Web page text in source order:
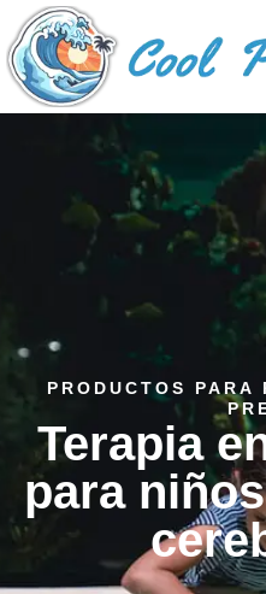
PRODUCTOS
Terapia
para